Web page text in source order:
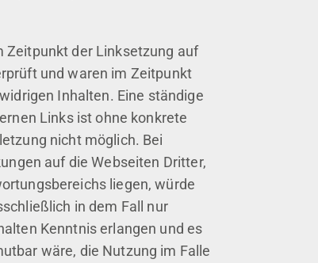
Zeitpunkt der Linksetzung auf
und waren im Zeitpunkt
Inhalten. Eine ständige
Links ist ohne konkrete
nicht möglich. Bei
auf die Webseiten Dritter,
liegen, würde
in dem Fall nur
Kenntnis erlangen und es
wäre, die Nutzung im Falle